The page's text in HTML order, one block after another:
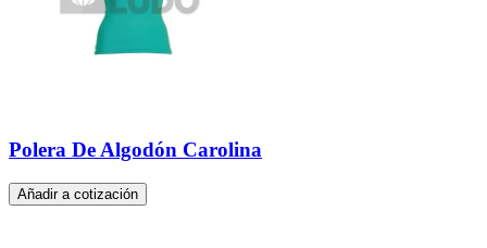
Polera De Algodón Carolina
Añadir a cotización